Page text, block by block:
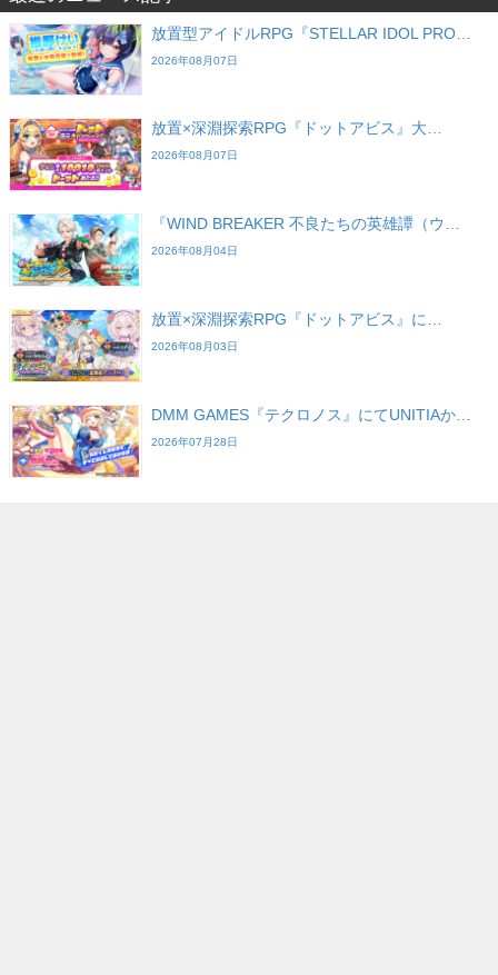
放置型アイドルRPG『STELLAR IDOL PRO…
2026年08月07日
放置×深淵探索RPG『ドットアビス』大…
2026年08月07日
『WIND BREAKER 不良たちの英雄譚（ウ…
2026年08月04日
放置×深淵探索RPG『ドットアビス』に…
2026年08月03日
DMM GAMES『テクロノス』にてUNITIAか…
2026年07月28日